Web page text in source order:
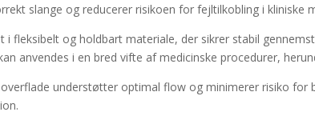
slange og reducerer risikoen for fejltilkobling i kliniske
i fleksibelt og holdbart materiale, der sikrer stabil
anvendes i en bred vifte af medicinske procedurer,
understøtter optimal flow og minimerer risiko for